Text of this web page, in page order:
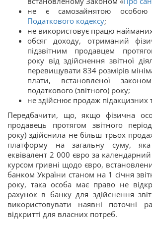
не є самозайнятою особою
Податкового кодексу;
не використовує працю найманих
обсяг доходу, отриманий
підзвітним продавцем
року від здійснення звітної
перевищувати 834 розмірів
плати, встановленої
податкового (звітного) року;
не здійснює продаж підакцизних
Передбачити, що, якщо фізична
продавець протягом звітного
року) здійснила не більш трьох
платформу на загальну суму,
еквівалент 2 000 євро за
курсом гривні щодо євро,
банком України станом на 1 січня
року, така особа має право не
рахунок в банку для здійснення
використовувати наявні поточні
відкритті для власних потреб.